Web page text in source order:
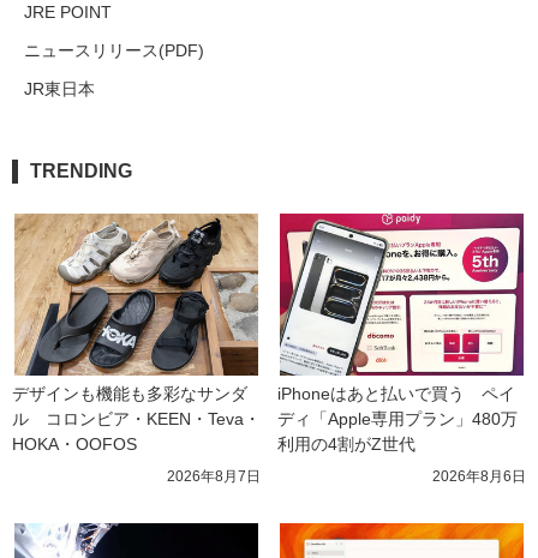
JRE POINT
ニュースリリース(PDF)
JR東日本
TRENDING
デザインも機能も多彩なサンダ
ル　コロンビア・KEEN・Teva・
HOKA・OOFOS
2026年8月7日
iPhoneはあと払いで買う　ペイ
ディ「Apple専用プラン」480万
利用の4割がZ世代
2026年8月6日